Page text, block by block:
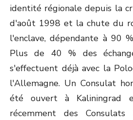
identité régionale depuis la
d'août 1998 et la chute du
l'enclave, dépendante à 90
Plus de 40 % des
s'effectuent déjà avec la
l'Allemagne. Un Consulat
été ouvert à Kaliningrad
récemment des Consulats